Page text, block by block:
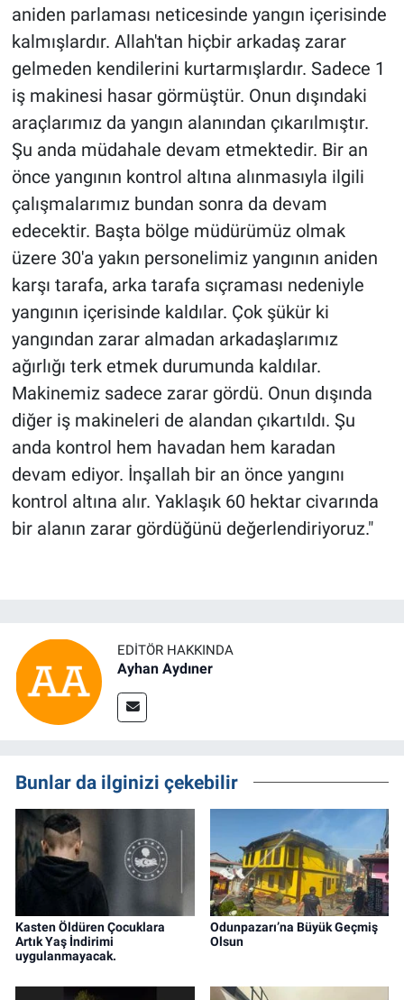
aniden parlaması neticesinde yangın içerisinde
kalmışlardır. Allah'tan hiçbir arkadaş zarar
gelmeden kendilerini kurtarmışlardır. Sadece 1
iş makinesi hasar görmüştür. Onun dışındaki
araçlarımız da yangın alanından çıkarılmıştır.
Şu anda müdahale devam etmektedir. Bir an
önce yangının kontrol altına alınmasıyla ilgili
çalışmalarımız bundan sonra da devam
edecektir. Başta bölge müdürümüz olmak
üzere 30'a yakın personelimiz yangının aniden
karşı tarafa, arka tarafa sıçraması nedeniyle
yangının içerisinde kaldılar. Çok şükür ki
yangından zarar almadan arkadaşlarımız
ağırlığı terk etmek durumunda kaldılar.
Makinemiz sadece zarar gördü. Onun dışında
diğer iş makineleri de alandan çıkartıldı. Şu
anda kontrol hem havadan hem karadan
devam ediyor. İnşallah bir an önce yangını
kontrol altına alır. Yaklaşık 60 hektar civarında
bir alanın zarar gördüğünü değerlendiriyoruz."
EDITÖR HAKKINDA
Ayhan Aydıner
Bunlar da ilginizi çekebilir
Kasten Öldüren Çocuklara
Artık Yaş İndirimi
uygulanmayacak.
Odunpazarı’na Büyük Geçmiş
Olsun